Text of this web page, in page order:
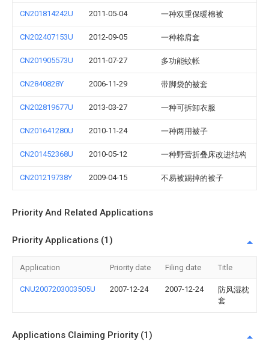
CN201814242U 2011-05-04 一种双重保暖棉被
CN202407153U 2012-09-05 一种棉肩套
CN201905573U 2011-07-27 多功能蚊帐
CN2840828Y 2006-11-29 带脚袋的被套
CN202819677U 2013-03-27 一种可拆卸衣服
CN201641280U 2010-11-24 一种两用被子
CN201452368U 2010-05-12 一种野营折叠床改进结构
CN201219738Y 2009-04-15 不易被踢掉的被子
Priority And Related Applications
Priority Applications (1)
Application Priority date Filing date Title
CNU2007203003505U 2007-12-24 2007-12-24
防风湿枕
套
Applications Claiming Priority (1)